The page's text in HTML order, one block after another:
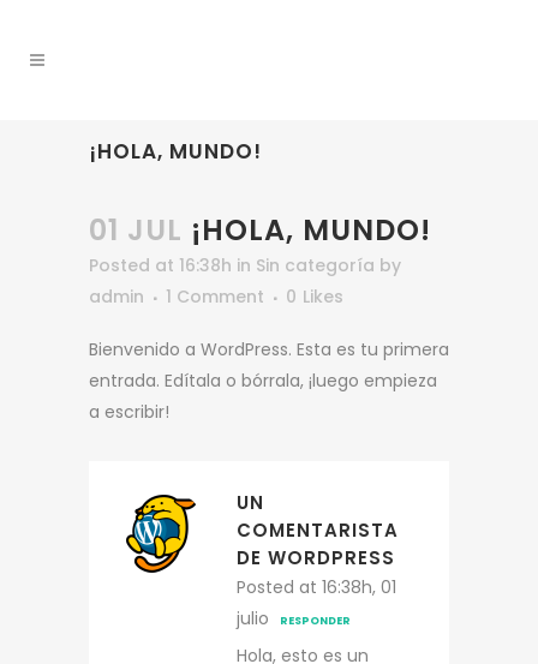
¡HOLA, MUNDO!
01 JUL ¡HOLA, MUNDO!
Posted at 16:38h in Sin categoría by
admin
1 Comment 0 Likes
Bienvenido a WordPress. Esta es tu primera
entrada. Edítala o bórrala, ¡luego empieza
a escribir!
UN
COMENTARISTA
DE WORDPRESS
Posted at 16:38h, 01
julio
RESPONDER
Hola, esto es un